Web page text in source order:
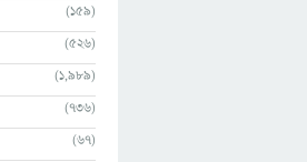
(159)
(526)
(1,989)
(736)
(67)